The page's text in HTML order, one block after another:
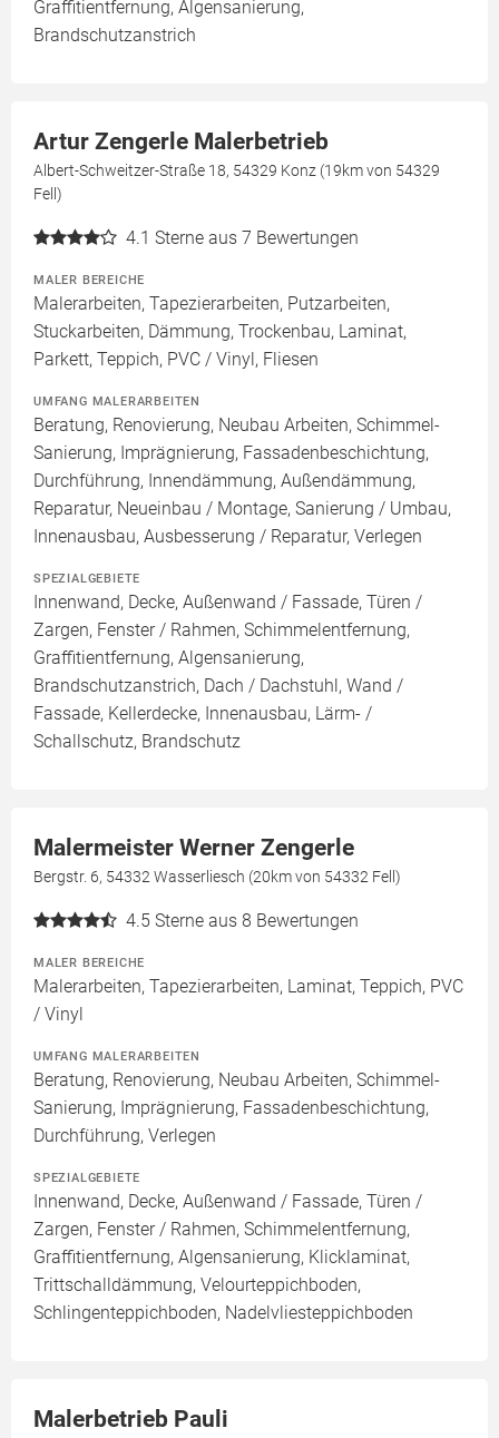
Graffitientfernung, Algensanierung,
Brandschutzanstrich
Artur Zengerle Malerbetrieb
Albert-Schweitzer-Straße 18, 54329 Konz (19km von 54329
Fell)
4.1 Sterne aus 7 Bewertungen
MALER BEREICHE
Malerarbeiten, Tapezierarbeiten, Putzarbeiten,
Stuckarbeiten, Dämmung, Trockenbau, Laminat,
Parkett, Teppich, PVC / Vinyl, Fliesen
UMFANG MALERARBEITEN
Beratung, Renovierung, Neubau Arbeiten, Schimmel-
Sanierung, Imprägnierung, Fassadenbeschichtung,
Durchführung, Innendämmung, Außendämmung,
Reparatur, Neueinbau / Montage, Sanierung / Umbau,
Innenausbau, Ausbesserung / Reparatur, Verlegen
SPEZIALGEBIETE
Innenwand, Decke, Außenwand / Fassade, Türen /
Zargen, Fenster / Rahmen, Schimmelentfernung,
Graffitientfernung, Algensanierung,
Brandschutzanstrich, Dach / Dachstuhl, Wand /
Fassade, Kellerdecke, Innenausbau, Lärm- /
Schallschutz, Brandschutz
Malermeister Werner Zengerle
Bergstr. 6, 54332 Wasserliesch (20km von 54332 Fell)
4.5 Sterne aus 8 Bewertungen
MALER BEREICHE
Malerarbeiten, Tapezierarbeiten, Laminat, Teppich, PVC
/ Vinyl
UMFANG MALERARBEITEN
Beratung, Renovierung, Neubau Arbeiten, Schimmel-
Sanierung, Imprägnierung, Fassadenbeschichtung,
Durchführung, Verlegen
SPEZIALGEBIETE
Innenwand, Decke, Außenwand / Fassade, Türen /
Zargen, Fenster / Rahmen, Schimmelentfernung,
Graffitientfernung, Algensanierung, Klicklaminat,
Trittschalldämmung, Velourteppichboden,
Schlingenteppichboden, Nadelvliesteppichboden
Malerbetrieb Pauli